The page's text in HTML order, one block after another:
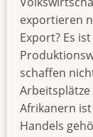
exportieren
Export? Es
schaffen
Afrikanern
Handels